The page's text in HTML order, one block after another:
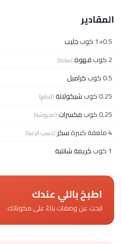
المقادير
1+0.5 كوب
حليب
2 كوب
قهوة(سادة)
0.5 كوب
كراميل
0.25 كوب
شيكولاتة(قطع)
0.25 كوب مكسرات(مجروشة)
4 ملعقة كبيرة سكر (حسب الرغبة)
1 كوب كريمة شانتية
اطبخ باللي عندك
ابحث عن وصفات بناءً على مكوناتك.